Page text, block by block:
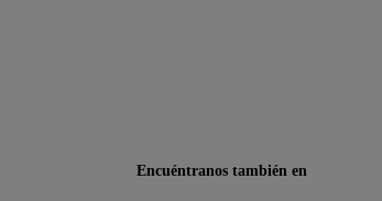
Encuéntranos también en